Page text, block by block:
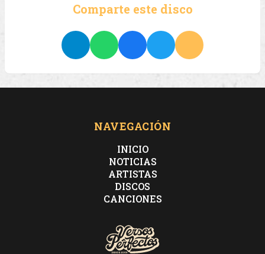
Comparte este disco
NAVEGACIÓN
INICIO
NOTICIAS
ARTISTAS
DISCOS
CANCIONES